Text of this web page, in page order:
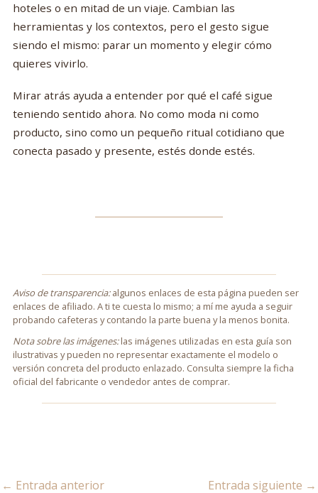
hoteles o en mitad de un viaje. Cambian las
herramientas y los contextos, pero el gesto sigue
siendo el mismo: parar un momento y elegir cómo
quieres vivirlo.
Mirar atrás ayuda a entender por qué el café sigue
teniendo sentido ahora. No como moda ni como
producto, sino como un pequeño ritual cotidiano que
conecta pasado y presente, estés donde estés.
Aviso de transparencia:algunos enlaces de esta página pueden ser
enlaces de afiliado. A ti te cuesta lo mismo; a mí me ayuda a seguir
probando cafeteras y contando la parte buena y la menos bonita.
Nota sobre las imágenes:las imágenes utilizadas en esta guía son
ilustrativas y pueden no representar exactamente el modelo o
versión concreta del producto enlazado. Consulta siempre la ficha
oficial del fabricante o vendedor antes de comprar.
← Entrada anterior Entrada siguiente →